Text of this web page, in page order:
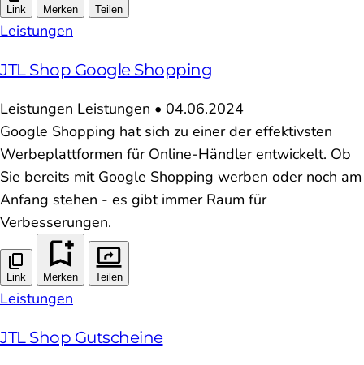
Link Merken Teilen
Leistungen
JTL Shop Google Shopping
Leistungen Leistungen • 04.06.2024
Google Shopping hat sich zu einer der effektivsten
Werbeplattformen für Online-Händler entwickelt. Ob
Sie bereits mit Google Shopping werben oder noch am
Anfang stehen - es gibt immer Raum für
Verbesserungen.
Link Merken Teilen
Leistungen
JTL Shop Gutscheine